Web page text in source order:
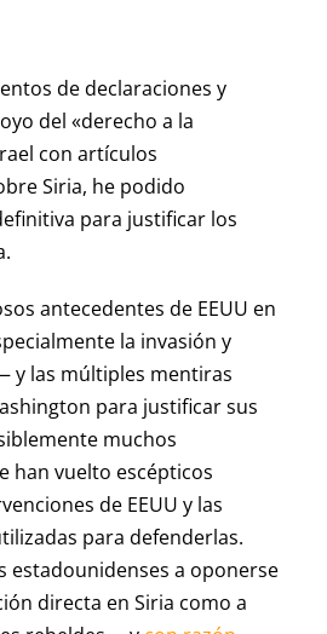
de declaraciones y
del «derecho a la
con artículos
Siria, he podido
para justificar los
antecedentes de EEUU en
la invasión y
y las múltiples mentiras
para justificar sus
muchos
han vuelto escépticos
de EEUU y las
para defenderlas.
estadounidenses a oponerse
directa en Siria como a